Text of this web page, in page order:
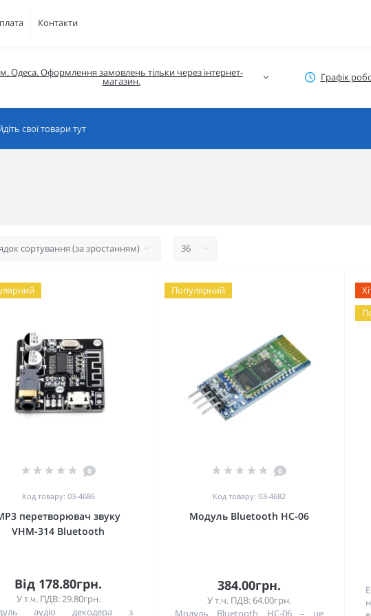
Контакти
м. Одеса. Оформлення замовлень тільки через інтернет-
магазин. Графік
0
Код товару: 03-4686
перетворювач звуку
VHM-314 Bluetooth
Від 178.80грн.
У т.ч. ПДВ: 29.80грн.
аудіо декодера з
Популярний
0
Код товару: 03-4682
Модуль Bluetooth HC-06
384.00грн.
У т.ч. ПДВ: 64.00грн.